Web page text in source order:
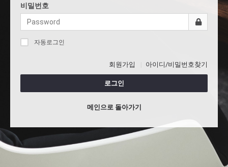
비밀번호
자동로그인
회원가입 아이디/비밀번호찾기
로그인
메인으로 돌아가기